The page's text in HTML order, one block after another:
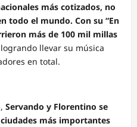
más cotizados, no
todo el mundo. Con su “En
más de 100 mil millas
logrando llevar su música
en total.
Servando y Florentino se
más importantes